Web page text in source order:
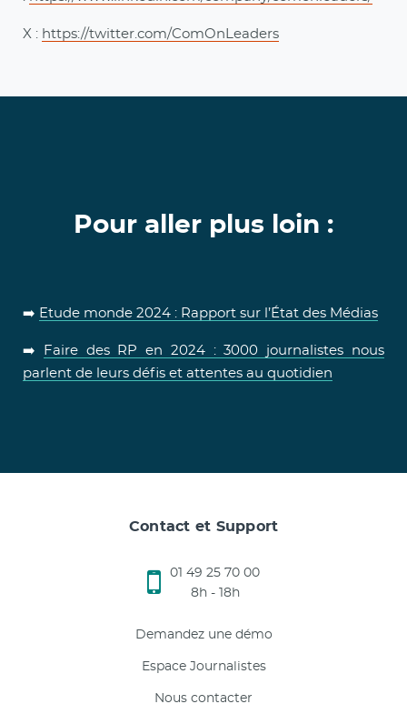
X : https://twitter.com/ComOnLeaders
Pour aller plus loin :
➡️ Etude monde 2024 : Rapport sur l’État des Médias
➡️
Faire des RP en 2024 : 3000 journalistes nous
parlent de leurs défis et attentes au quotidien
Contact et Support
01 49 25 70 00
8h - 18h
Demandez une démo
Espace Journalistes
Nous contacter